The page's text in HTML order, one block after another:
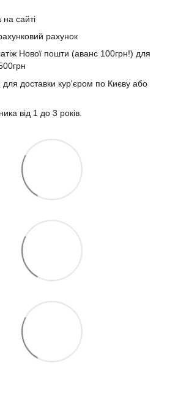
сайті
рахунок
Нової пошти (аванс 100грн!) для
для доставки кур'єром по Києву або
від 1 до 3 років.